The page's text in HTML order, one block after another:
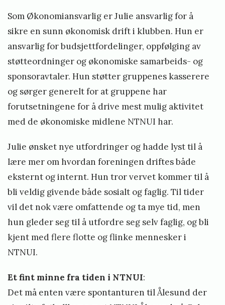
Som Økonomiansvarlig er Julie ansvarlig for å
sikre en sunn økonomisk drift i klubben. Hun er
ansvarlig for budsjettfordelinger, oppfølging av
støtteordninger og økonomiske samarbeids- og
sponsoravtaler. Hun støtter gruppenes kasserere
og sørger generelt for at gruppene har
forutsetningene for å drive mest mulig aktivitet
med de økonomiske midlene NTNUI har.
Julie ønsket nye utfordringer og hadde lyst til å
lære mer om hvordan foreningen driftes både
eksternt og internt. Hun tror vervet kommer til å
bli veldig givende både sosialt og faglig. Til tider
vil det nok være omfattende og ta mye tid, men
hun gleder seg til å utfordre seg selv faglig, og bli
kjent med flere flotte og flinke mennesker i
NTNUI.
Et fint minne fra tiden i NTNUI:
Det må enten være spontanturen til Ålesund der